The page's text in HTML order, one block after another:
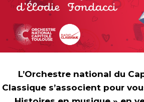
L’Orchestre national du
Classique s’associent pour